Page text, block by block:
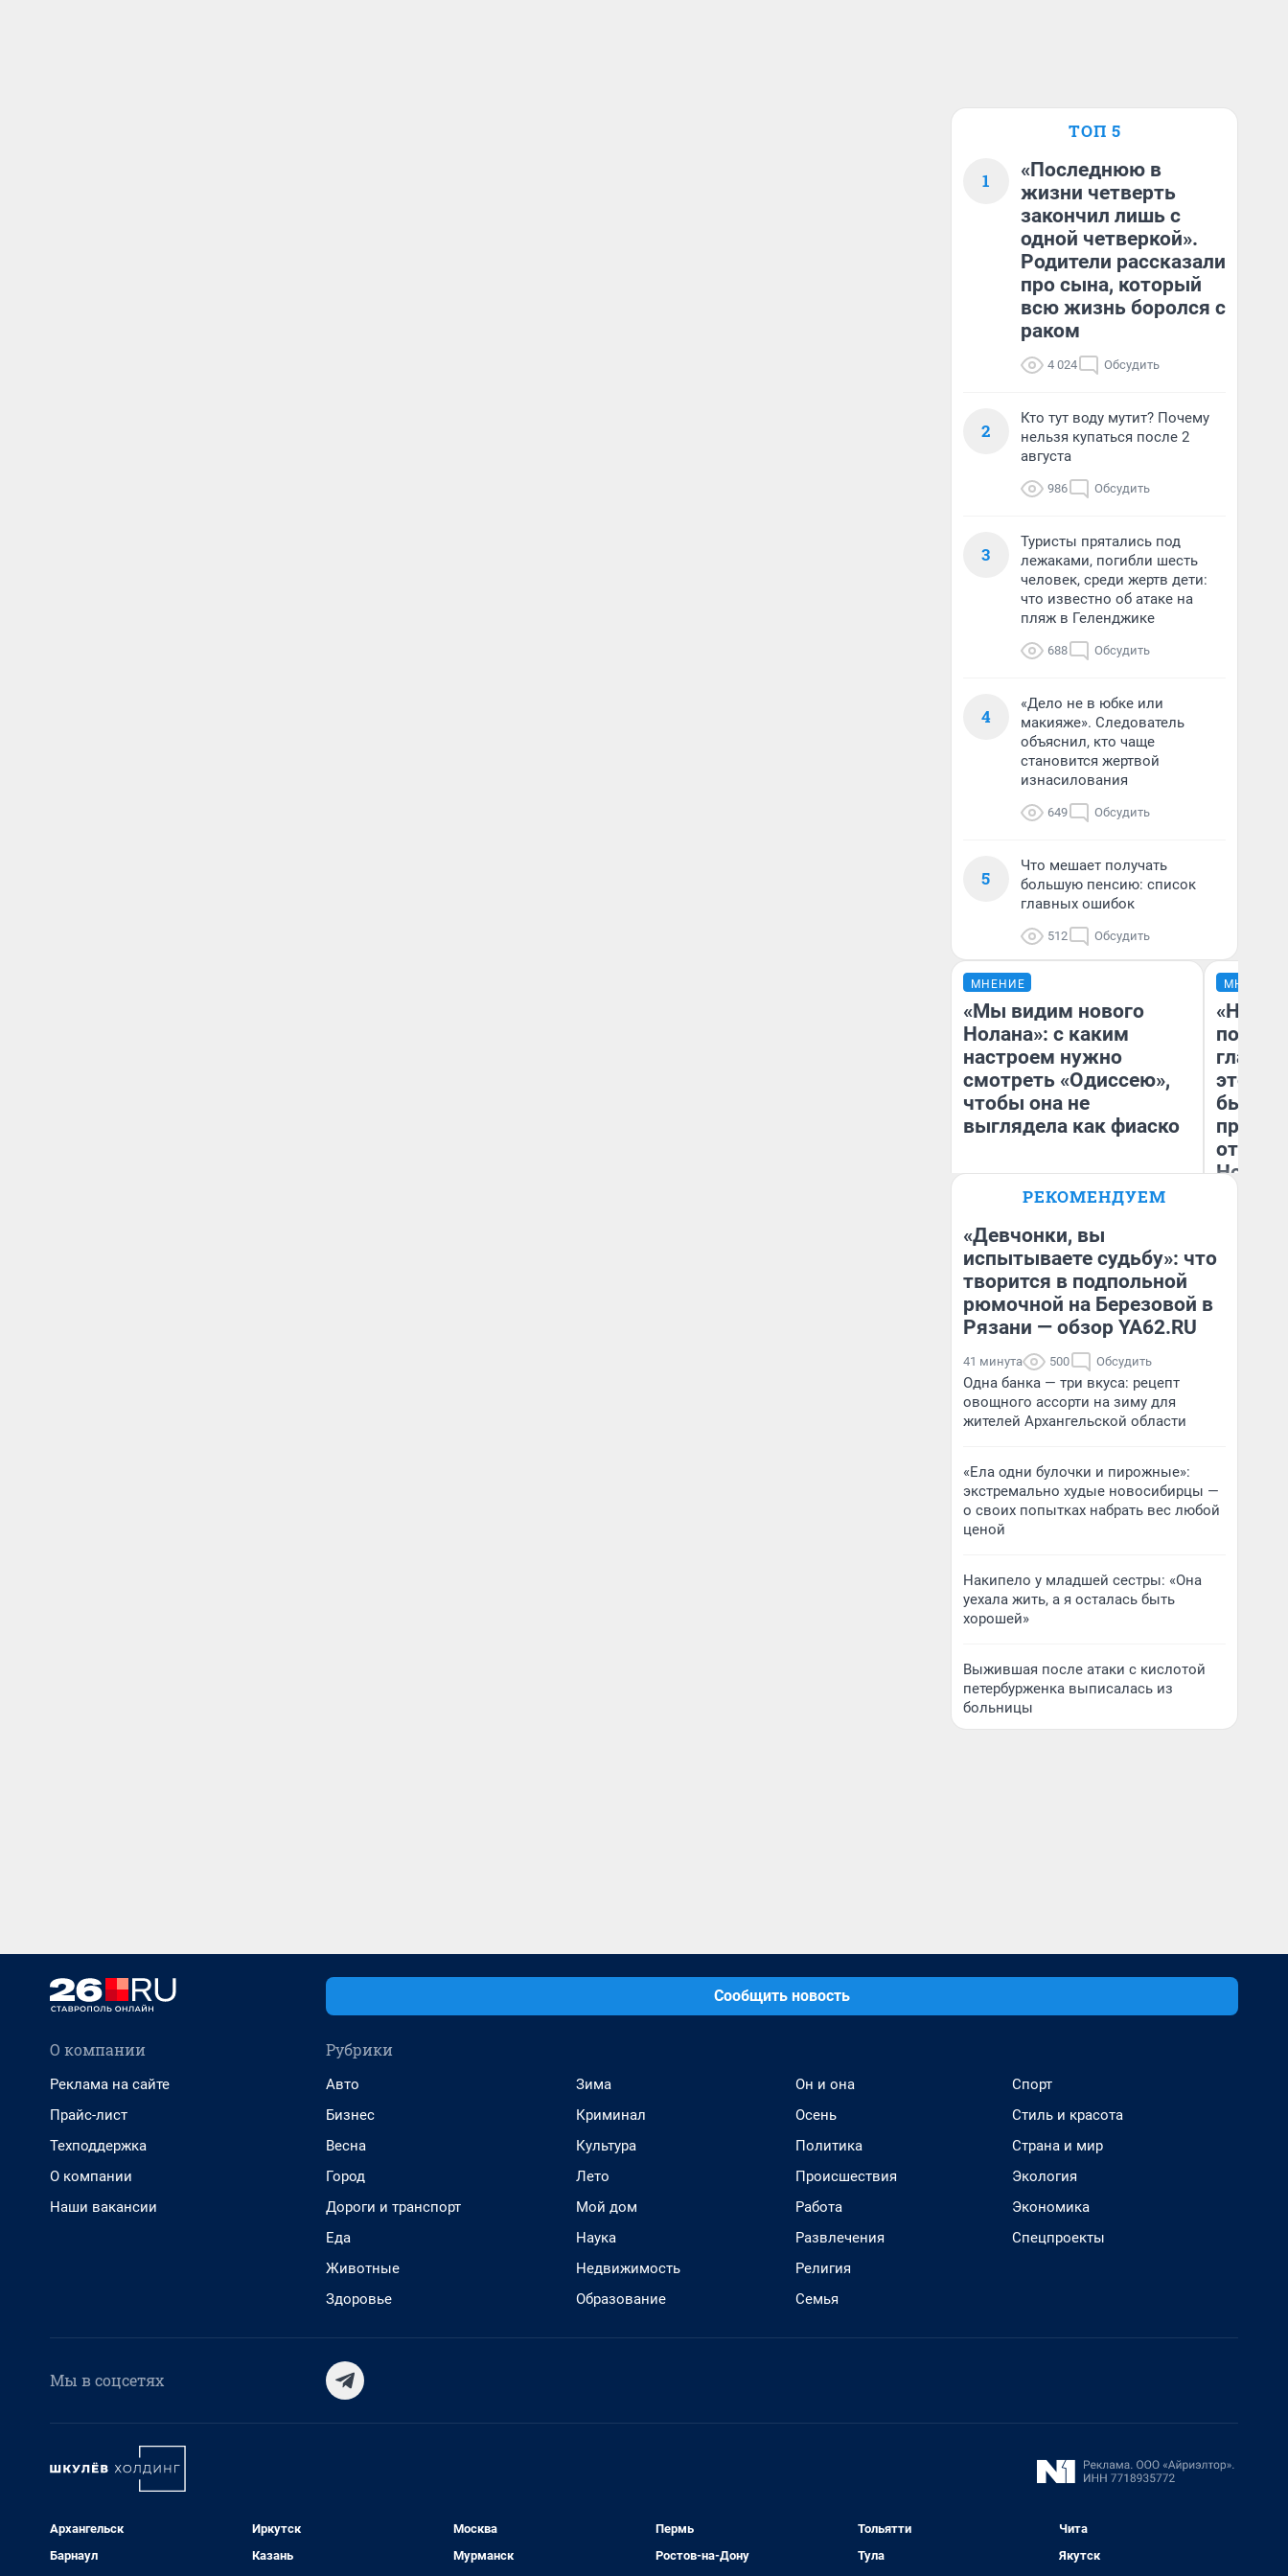
ТОП 5
1
«Последнюю в
жизни четверть
закончил лишь с
одной четверкой».
Родители рассказали
про сына, который
всю жизнь боролся с
раком
4 024 Обсудить
2
Кто тут воду мутит? Почему
нельзя купаться после 2
августа
986 Обсудить
3
Туристы прятались под
лежаками, погибли шесть
человек, среди жертв дети:
что известно об атаке на
пляж в Геленджике
688 Обсудить
4
«Дело не в юбке или
макияже». Следователь
объяснил, кто чаще
становится жертвой
изнасилования
649 Обсудить
5
Что мешает получать
большую пенсию: список
главных ошибок
512 Обсудить
МНЕНИЕ
«Мы видим нового
Нолана»: с каким
настроем нужно
смотреть «Одиссею»,
чтобы она не
выглядела как фиаско
Надежда Губарь
МНЕНИЕ
этого
бьет
отзыв
Нолана
РЕКОМЕНДУЕМ
«Девчонки, вы
испытываете судьбу»: что
творится в подпольной
рюмочной на Березовой в
Рязани — обзор YA62.RU
41 минута 500 Обсудить
Одна банка — три вкуса: рецепт
овощного ассорти на зиму для
жителей Архангельской области
«Ела одни булочки и пирожные»:
экстремально худые новосибирцы —
о своих попытках набрать вес любой
ценой
Накипело у младшей сестры: «Она
уехала жить, а я осталась быть
хорошей»
Выжившая после атаки с кислотой
петербурженка выписалась из
больницы
Сообщить новость
О компании
Реклама на сайте
Прайс-лист
Техподдержка
О компании
Наши вакансии
Рубрики
Авто
Бизнес
Весна
Город
Дороги и транспорт
Еда
Животные
Здоровье
Зима
Криминал
Культура
Лето
Мой дом
Наука
Недвижимость
Образование
Он и она
Осень
Политика
Происшествия
Работа
Развлечения
Религия
Семья
Спорт
Стиль и красота
Страна и мир
Экология
Экономика
Спецпроекты
Мы в соцсетях
Архангельск
Барнаул
Иркутск
Казань
Москва
Мурманск
Пермь
Ростов-на-Дону
Тольятти
Тула
Чита
Якутск